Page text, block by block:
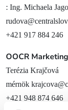
MUSEPASS
Špania Dolina
OOCR
Hírek
: Ing. Michaela
+421 917 884 246
OOCR Marketing
Terézia Krajčová
mérnök
+421 948 874 646